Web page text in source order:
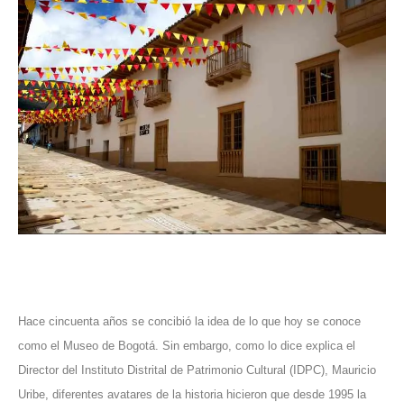
Hace cincuenta años se concibió la idea de lo que hoy se conoce
como el Museo de Bogotá. Sin embargo, como lo dice explica el
Director del Instituto Distrital de Patrimonio Cultural (IDPC), Mauricio
Uribe, diferentes avatares de la historia hicieron que desde 1995 la